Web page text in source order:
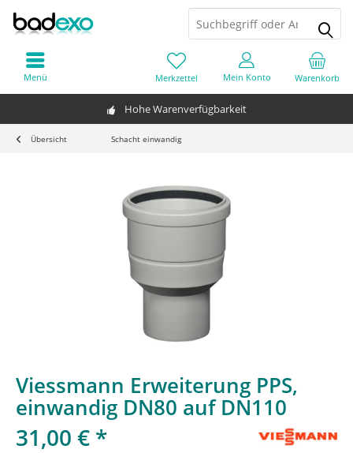
Hohe Warenverfügbarkeit
Warenkorb
Merkzettel Mein Konto
Menü
Übersicht Schacht einwandig
Viessmann Erweiterung PPS,
einwandig DN80 auf DN110
31,00 € *